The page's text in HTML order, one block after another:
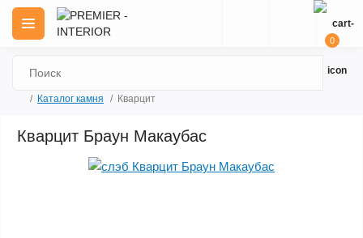
0
Каталог камня Кварцит
Кварцит Браун Макаубас